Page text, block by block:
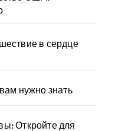
в сердце
нужно знать
Откройте для